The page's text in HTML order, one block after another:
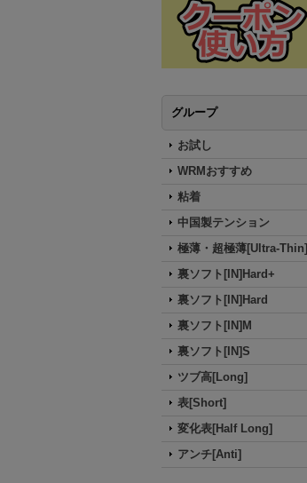
グループ
お試し
WRMおすすめ
粘着
中国製テンション
極薄・超極薄[Ultra-Thin]
裏ソフト[IN]Hard+
裏ソフト[IN]Hard
裏ソフト[IN]M
裏ソフト[IN]S
ツブ高[Long]
表[Short]
変化表[Half Long]
アンチ[Anti]